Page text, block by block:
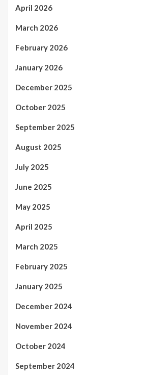
April 2026
March 2026
February 2026
January 2026
December 2025
October 2025
September 2025
August 2025
July 2025
June 2025
May 2025
April 2025
March 2025
February 2025
January 2025
December 2024
November 2024
October 2024
September 2024